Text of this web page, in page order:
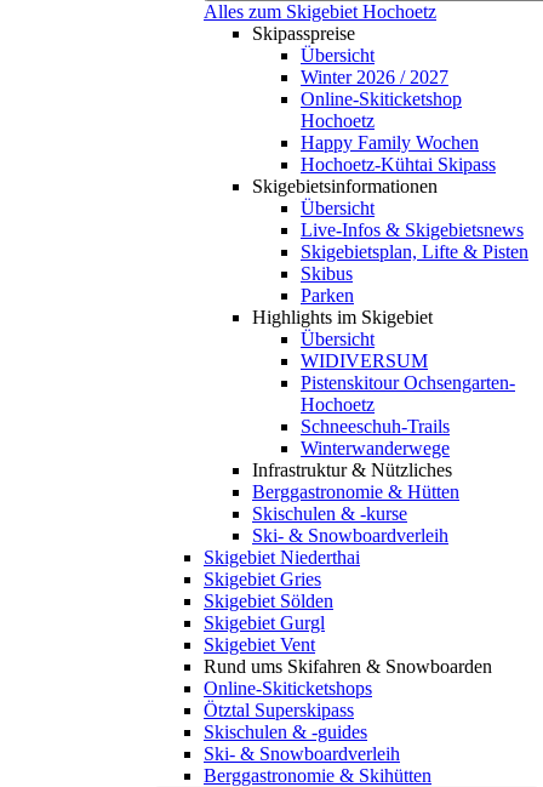
Alles zum Skigebiet Hochoetz
Skipasspreise
Übersicht
Winter 2026 / 2027
Online-Skiticketshop
Hochoetz
Happy Family Wochen
Hochoetz-Kühtai Skipass
Skigebietsinformationen
Übersicht
Live-Infos & Skigebietsnews
Skigebietsplan, Lifte & Pisten
Skibus
Parken
Highlights im Skigebiet
Übersicht
WIDIVERSUM
Pistenskitour Ochsengarten-
Hochoetz
Schneeschuh-Trails
Winterwanderwege
Infrastruktur & Nützliches
Berggastronomie & Hütten
Skischulen & -kurse
Ski- & Snowboardverleih
Skigebiet Niederthai
Skigebiet Gries
Skigebiet Sölden
Skigebiet Gurgl
Skigebiet Vent
Rund ums Skifahren & Snowboarden
Online-Skiticketshops
Ötztal Superskipass
Skischulen & -guides
Ski- & Snowboardverleih
Berggastronomie & Skihütten